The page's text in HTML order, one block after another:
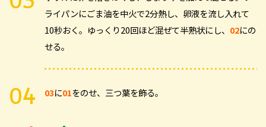
ライパンにごま油を中火で2分熱し、卵液を流し入れて
10秒おく。ゆっくり20回ほど混ぜて半熟状にし、 02にの
せる。
03に01をのせ、三つ葉を飾る。